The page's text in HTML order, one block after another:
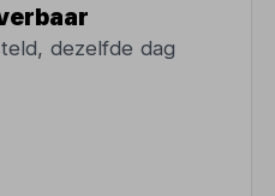
dezelfde dag